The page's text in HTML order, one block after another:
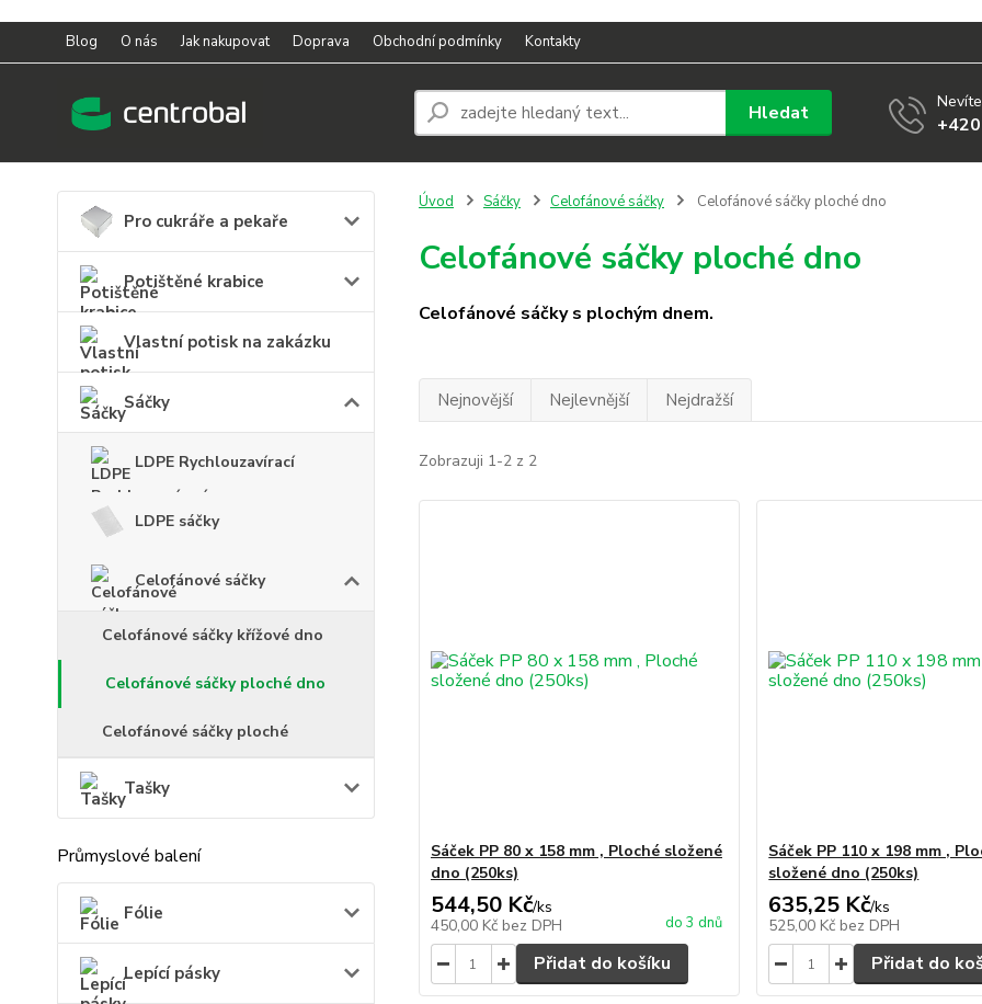
Blog O nás Jak nakupovat Doprava Obchodní podmínky Kontakty
Hledat
Pro cukráře a pekaře
Potištěné krabice
Vlastní potisk na zakázku
Sáčky
LDPE Rychlouzavírací
LDPE sáčky
Celofánové sáčky
Celofánové sáčky křížové dno
Celofánové sáčky ploché dno
Celofánové sáčky ploché
Tašky
Průmyslové balení
Fólie
Lepící pásky
Úvod Sáčky Celofánové sáčky Celofánové sáčky ploché dno
Celofánové sáčky ploché dno
Celofánové sáčky s plochým dnem.
Nejnovější Nejlevnější Nejdražší
Zobrazuji 1-2 z 2
Sáček PP 80 x 158 mm , Ploché složené
dno (250ks)
544,50 Kč/ks
450,00 Kč bez DPH do 3 dnů
Přidat do košíku
Sáček PP 110 x 198 mm ,
složené dno (250ks)
635,25 Kč/ks
525,00 Kč bez DPH
Přidat do